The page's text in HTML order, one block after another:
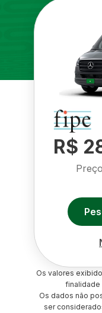
R$
Os valores
finalidade
Os dados não
ser